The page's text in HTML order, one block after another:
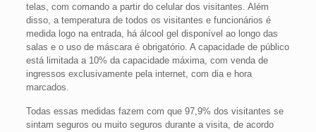
telas, com comando a partir do celular dos visitantes. Além
disso, a temperatura de todos os visitantes e funcionários é
medida logo na entrada, há álcool gel disponível ao longo das
salas e o uso de máscara é obrigatório. A capacidade de público
está limitada a 10% da capacidade máxima, com venda de
ingressos exclusivamente pela internet, com dia e hora
marcados.
Todas essas medidas fazem com que 97,9% dos visitantes se
sintam seguros ou muito seguros durante a visita, de acordo